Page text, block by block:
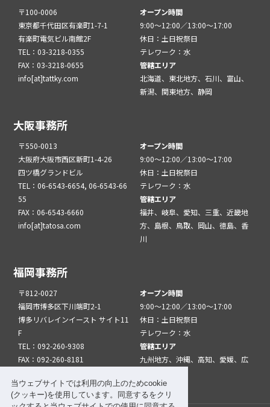
当ウェブサイトでは利用の向上のためcookie
(クッキー)を使用しています。同意するをクリ
〒100-0006
東京都千代田区有楽町1-7-1
有楽町電気ビル南館2F
TEL：03-3218-0355
FAX：03-3218-0655
info[at]tattky.com
オープン時間
9:00～12:00／13:00～17:00
休日：土日祝祭日
テレワーク：水
管轄エリア
北海道、東北地方、石川、富山、
新潟、関東地方、静岡
大阪事務所
〒550-0013
大阪府大阪市西区新町1-4-26
四ツ橋グランドビル
TEL：06-6543-6654, 06-6543-66
55
FAX：06-6543-6660
info[at]tatosa.com
オープン時間
9:00～12:00／13:00～17:00
休日：土日祝祭日
テレワーク：水
管轄エリア
福井、岐阜、愛知、三重、近畿地
方、島根、鳥取、岡山、徳島、香
川
福岡事務所
〒812-0027
福岡市博多区下川端町2-1
博多リバレインイースト サイト11
F
TEL：092-260-9308
FAX：092-260-8181
オープン時間
9:00～12:00／13:00～17:00
休日：土日祝祭日
テレワーク：水
管轄エリア
九州地方、沖縄、高知、愛媛、広